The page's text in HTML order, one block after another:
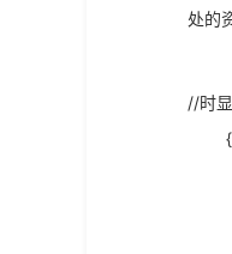
处的
//时
{